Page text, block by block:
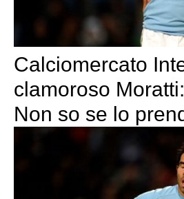
Calciomercato
clamoroso
Non so se lo